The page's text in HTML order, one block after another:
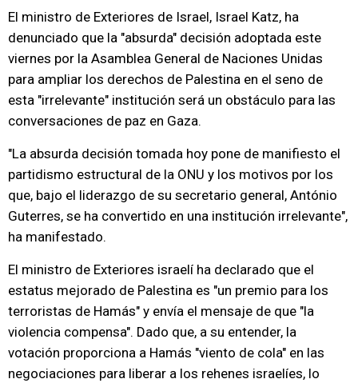
El ministro de Exteriores de Israel, Israel Katz, ha
denunciado que la "absurda" decisión adoptada este
viernes por la Asamblea General de Naciones Unidas
para ampliar los derechos de Palestina en el seno de
esta "irrelevante" institución será un obstáculo para las
conversaciones de paz en Gaza.
"La absurda decisión tomada hoy pone de manifiesto el
partidismo estructural de la ONU y los motivos por los
que, bajo el liderazgo de su secretario general, António
Guterres, se ha convertido en una institución irrelevante",
ha manifestado.
El ministro de Exteriores israelí ha declarado que el
estatus mejorado de Palestina es "un premio para los
terroristas de Hamás" y envía el mensaje de que "la
violencia compensa". Dado que, a su entender, la
votación proporciona a Hamás "viento de cola" en las
negociaciones para liberar a los rehenes israelíes, lo